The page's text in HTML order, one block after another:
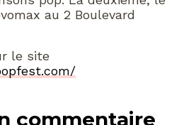
au 2 Boulevard
le site
commentaire